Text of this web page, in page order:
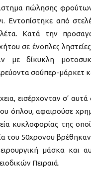
πώλησης
Εντοπίστηκε από
Κατά την
σε ένοπλες
με δίκυκλη
σούπερ-μάρκετ
εισέρχονταν σ’
όπλου, αφαιρούσε
κυκλοφορίας της
του 50χρονου
μάσκα και
Πειραιά.